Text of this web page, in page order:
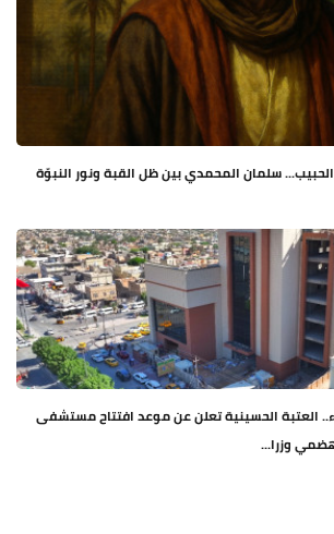
سلمان المحمدي بين ظل القبة ونور النبوّة
العتبة الحسينية تعلن عن موعد افتتاح مستشفى
وزرا...